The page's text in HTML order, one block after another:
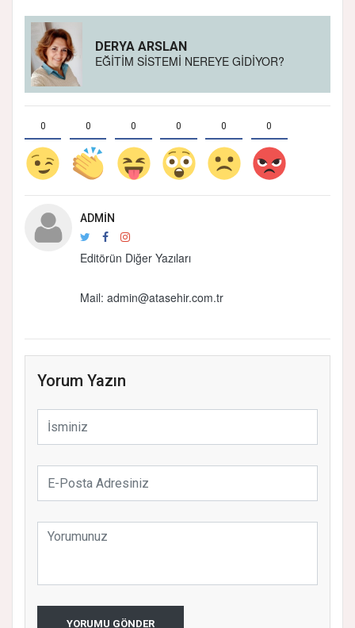
DERYA ARSLAN
EĞİTİM SİSTEMİ NEREYE GİDİYOR?
0 0 0 0 0 0
ADMIN
Editörün Diğer Yazıları
Mail: admin@atasehir.com.tr
Yorum Yazın
YORUMU GÖNDER